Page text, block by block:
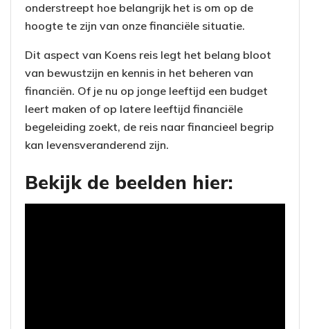
onderstreept hoe belangrijk het is om op de
hoogte te zijn van onze financiële situatie.
Dit aspect van Koens reis legt het belang bloot
van bewustzijn en kennis in het beheren van
financiën. Of je nu op jonge leeftijd een budget
leert maken of op latere leeftijd financiële
begeleiding zoekt, de reis naar financieel begrip
kan levensveranderend zijn.
Bekijk de beelden hier: